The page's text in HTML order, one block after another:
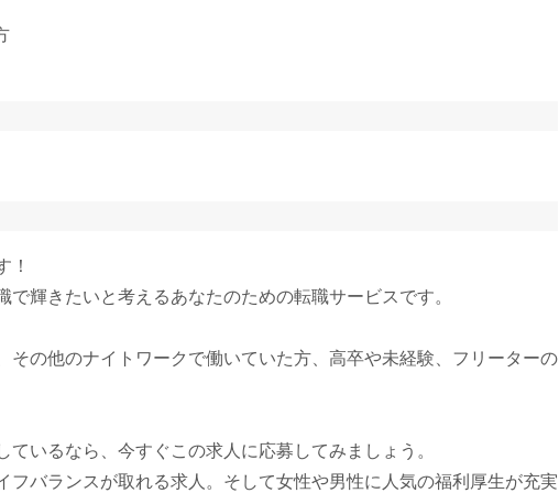
！
輝きたいと考えるあなたのための転職サービスです。
その他のナイトワークで働いていた方、高卒や未経験、フリーターの
いるなら、今すぐこの求人に応募してみましょう。
フバランスが取れる求人。そして女性や男性に人気の福利厚生が充実